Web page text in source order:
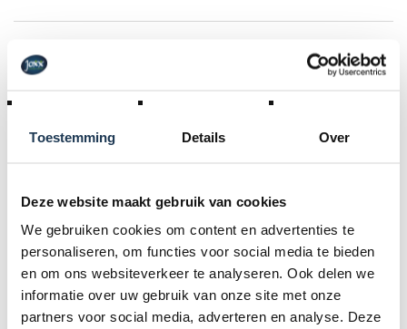
Toestemming Details Over
Deze website maakt gebruik van cookies
We gebruiken cookies om content en advertenties te
personaliseren, om functies voor social media te bieden
en om ons websiteverkeer te analyseren. Ook delen we
informatie over uw gebruik van onze site met onze
partners voor social media, adverteren en analyse. Deze
BERG Safety Net Deluxe 270